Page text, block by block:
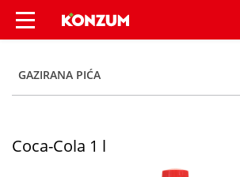
Coca-Cola 1 l - Konzum
GAZIRANA PIĆA
Coca-Cola 1 l